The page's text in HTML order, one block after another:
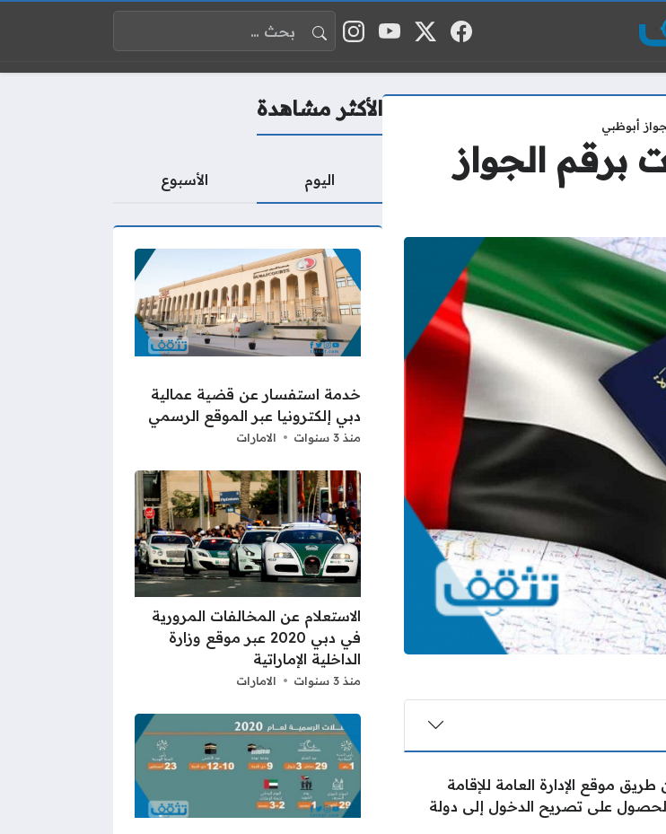
مواقع التواصل فيسبوكمنصة إكس
يوتيوبإنستغرام
البحث عن:
الأكثر مشاهدة
اليوم الأسبوع
خدمة استفسار عن قضية عمالية
دبي إلكترونيا عبر الموقع الرسمي
منذ 3 سنوات الامارات
الاستعلام عن المخالفات المرورية
في دبي 2020 عبر موقع وزارة
الداخلية الإماراتية
منذ 3 سنوات الامارات
أبوظبي
برقم الجواز
موقع الإدارة العامة للإقامة
على تصريح الدخول إلى دولة